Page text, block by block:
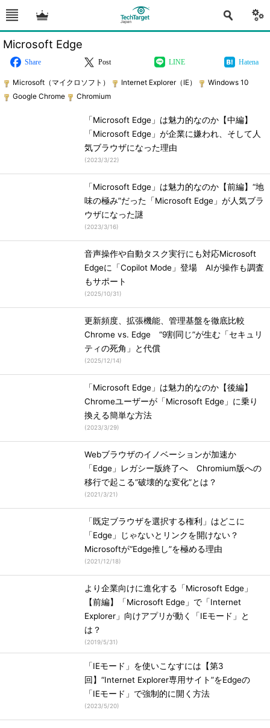
Microsoft Edge
Share Post LINE Hatena
Microsoft（マイクロソフト） Internet Explorer（IE）
Windows 10
Google Chrome
Chromium
「Microsoft Edge」は魅力的なのか【中編】
「Microsoft Edge」が企業に嫌われ、そして人
気ブラウザになった理由
(2023/3/22)
「Microsoft Edge」は魅力的なのか【前編】“地
味の極み”だった「Microsoft Edge」が人気ブラ
ウザになった謎
(2023/3/16)
音声操作や自動タスク実行にも対応Microsoft
Edgeに「Copilot Mode」登場 AIが操作も調査
もサポート
(2025/10/31)
更新頻度、拡張機能、管理基盤を徹底比較
Chrome vs. Edge “9割同じ”が生む「セキュリ
ティの死角」と代償
(2025/12/14)
「Microsoft Edge」は魅力的なのか【後編】
Chromeユーザーが「Microsoft Edge」に乗り
換える簡単な方法
(2023/3/29)
Webブラウザのイノベーションが加速か
「Edge」レガシー版終了へ Chromium版への
移行で起こる“破壊的な変化”とは？
(2021/3/21)
「既定ブラウザを選択する権利」はどこに
「Edge」じゃないとリンクを開けない？
Microsoftが“Edge推し”を極める理由
(2021/12/18)
より企業向けに進化する「Microsoft Edge」
【前編】「Microsoft Edge」で「Internet
Explorer」向けアプリが動く「IEモード」と
は？
(2019/5/31)
「IEモード」を使いこなすには【第3
回】“Internet Explorer専用サイト”をEdgeの
「IEモード」で強制的に開く方法
(2023/5/20)